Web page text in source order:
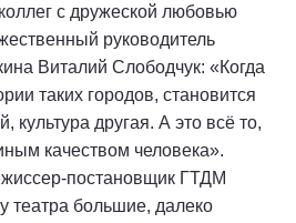
с дружеской любовью
руководитель
Виталий Слободчук: «Когда
таких городов, становится
культура другая. А это всё то,
качеством человека».
постановщик ГТДМ
театра большие, далеко